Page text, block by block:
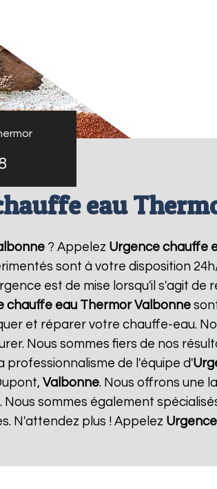
eau
? Appelez Urgence chauffe
sont à votre disposition
est de mise lorsqu'il s'agit
chauffe eau Thermor Valbonne
et réparer votre chauffe-eau.
Nous sommes fiers de nos
professionnalisme de l'équipe d'
Valbonne. Nous offrons une
sommes également
N'attendez plus ! Appelez